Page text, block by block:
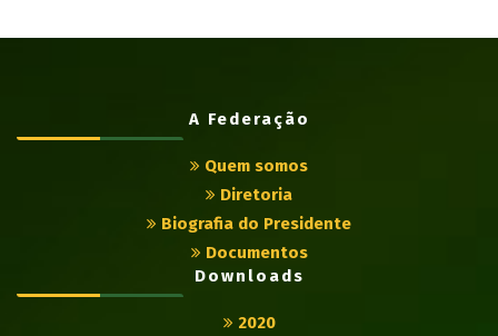
A Federação
Quem somos
Diretoria
Biografia do Presidente
Documentos
Downloads
2020